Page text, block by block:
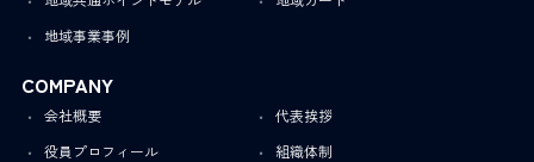
地域事業事例
COMPANY
会社概要
代表挨拶
役員プロフィール
組織体制